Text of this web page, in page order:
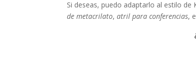
Si deseas, puedo adaptarlo al estilo
de metacrilato,atril para conferencias,